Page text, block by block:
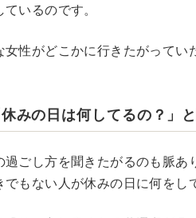
いるのです。
女性がどこかに行きたがってい
休みの日は何してるの？」
ごし方を聞きたがるのも脈あ
でもない人が休みの日に何をし